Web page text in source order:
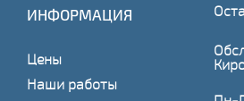
ИНФОРМАЦИЯ
Цены
Наши работы